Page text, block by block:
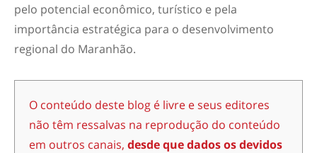
pelo potencial econômico, turístico e pela
importância estratégica para o desenvolvimento
regional do Maranhão.
O conteúdo deste blog é livre e seus editores
não têm ressalvas na reprodução do conteúdo
em outros canais, desde que dados os devidos